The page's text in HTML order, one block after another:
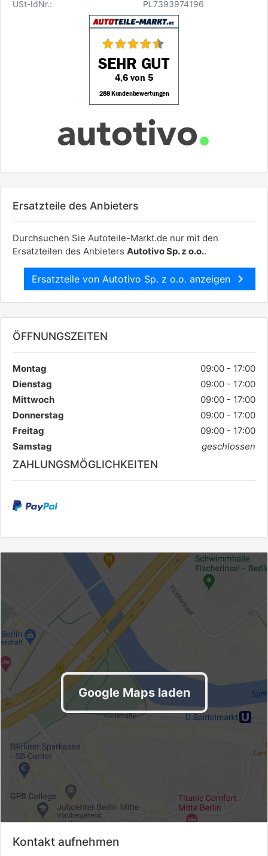
USt-IdNr.: PL7393974196
Ersatzteile des Anbieters
Durchsuchen Sie Autoteile-Markt.de nur mit den
Ersatzteilen des Anbieters Autotivo Sp. z o.o..
Ersatzteile von Autotivo Sp. z o.o. anzeigen chevron_right
ÖFFNUNGSZEITEN
Montag
09:00 - 17:00
Dienstag
09:00 - 17:00
Mittwoch
09:00 - 17:00
Donnerstag
09:00 - 17:00
Freitag
09:00 - 17:00
Samstag
geschlossen
ZAHLUNGSMÖGLICHKEITEN
Google Maps laden
Kontakt aufnehmen